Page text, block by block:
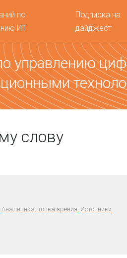
по
ИТ
Подписка на
дайджест
управлению
слову
Аналитика: точка зрения, Источники